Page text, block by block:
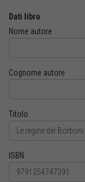
Dati libro
Nome autore
Cognome autore
Titolo
ISBN